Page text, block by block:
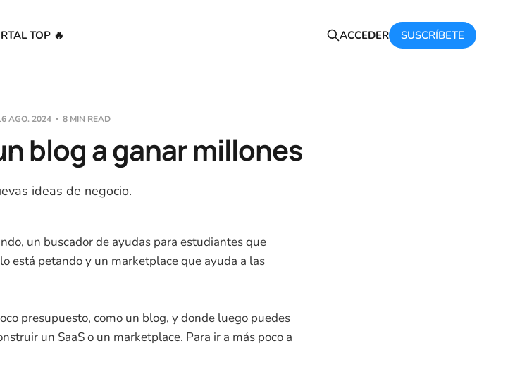
TOP 🔥 ACCEDER SUSCRÍBETE
AGO. 2024 8 MIN READ
blog a ganar millones
ideas de negocio.
un buscador de ayudas para estudiantes que
está petando y un marketplace que ayuda a las
presupuesto, como un blog, y donde luego puedes
un SaaS o un marketplace. Para ir a más poco a